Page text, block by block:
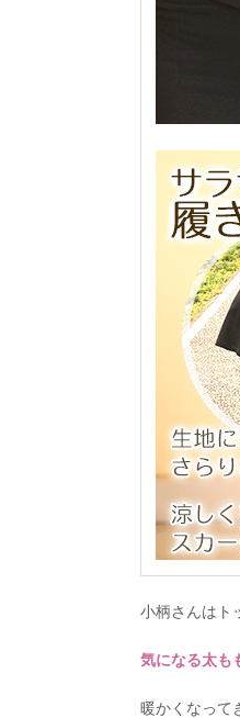
小柄さんはト
気になる太も
暖かくなって